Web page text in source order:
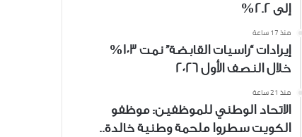
إلى 2.2%
منذ 17 ساعة
إيرادات “راسيات القابضة” نمت 103%
خلال النصف الأول 2026
منذ 21 ساعة
الاتحاد الوطني للموظفين: موظفو
الكويت سطروا ملحمة وطنية خالدة..